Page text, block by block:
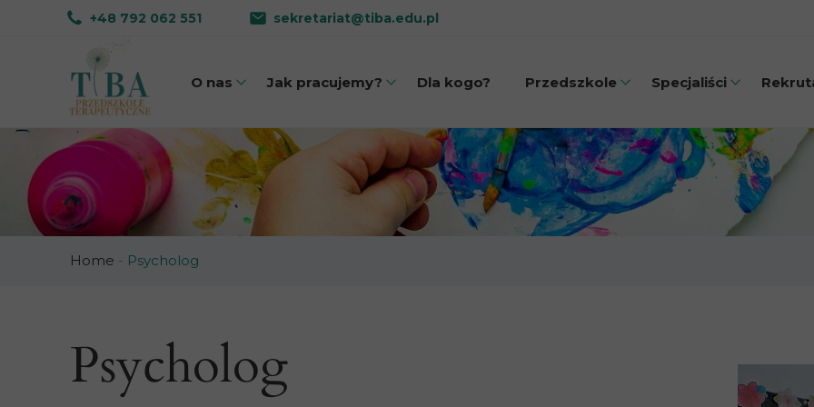
sekretariat@tiba.edu.pl
+48 792 062 551
O nas
Dlaczego TIBA?
Poznaj zespół
Galeria zdjęć
Jak pracujemy?
Nasz model terapii
AAC i MÓWik
Komunikacja
Współpraca z rodzicami
Dla kogo? Przedszkole
Jak wygląda dzień?
Sale i otoczenie
Specjaliści
Psycholog
Neurologopeda
Terapeuta SI
Kto
Home - Psycholog
Psycholog